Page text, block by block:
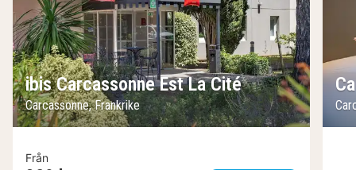
ibis Carcassonne Est La Cité
Carcassonne, Frankrike
Från